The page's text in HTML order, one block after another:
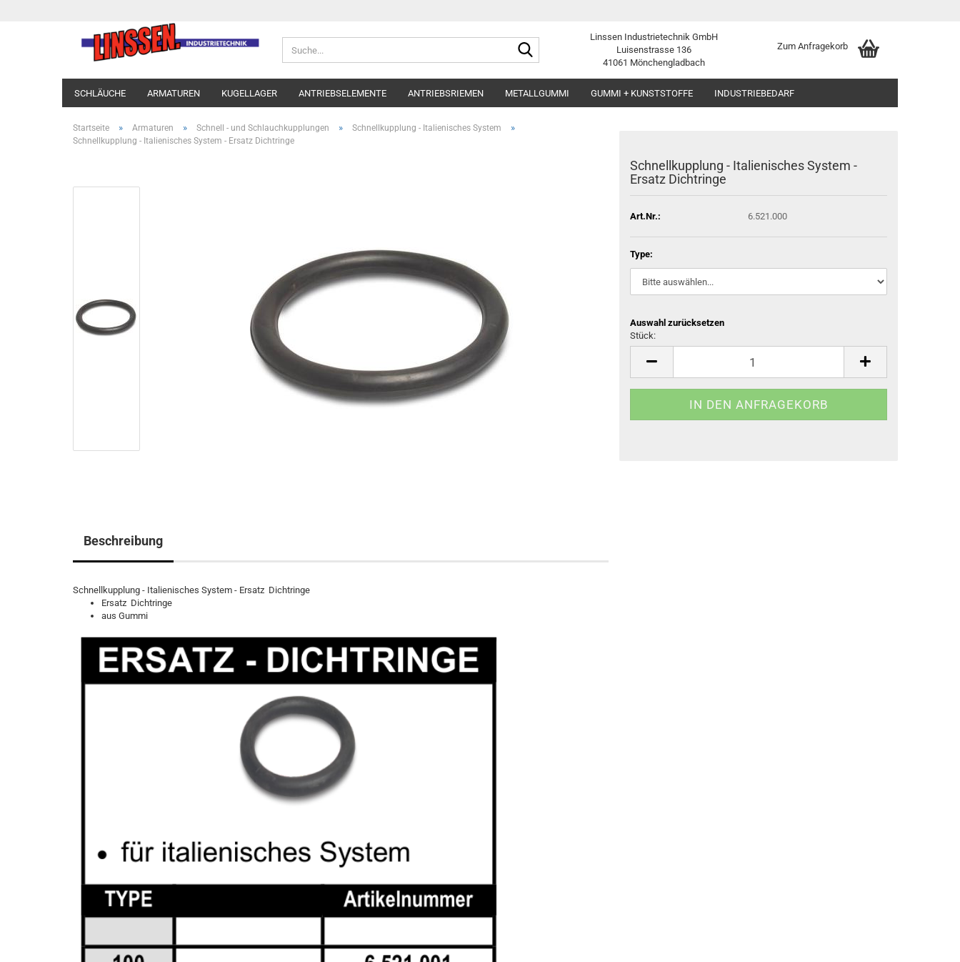
Linssen Industrietechnik GmbH
Luisenstrasse 136
41061 Mönchengladbach
Zum Anfragekorb
SCHLÄUCHE ARMATUREN KUGELLAGER ANTRIEBSELEMENTE ANTRIEBSRIEMEN METALLGUMMI GUMMI + KUNSTSTOFFE INDUSTRIEBEDARF
Startseite » Armaturen » Schnell - und Schlauchkupplungen » Schnellkupplung - Italienisches System »
Schnellkupplung - Italienisches System - Ersatz Dichtringe
Schnellkupplung - Italienisches System -
Ersatz Dichtringe
Art.Nr.: 6.521.000
Type:
Auswahl zurücksetzen
Stück:
Stück
Beschreibung
Schnellkupplung - Italienisches System - Ersatz Dichtringe
Ersatz Dichtringe
aus Gummi